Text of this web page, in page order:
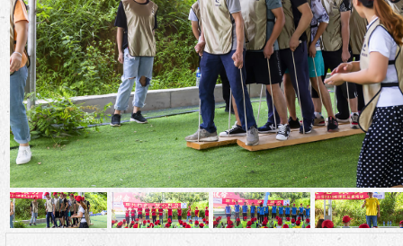
2019‘ 深圳市吉迩科技有限公司团队拓展培训